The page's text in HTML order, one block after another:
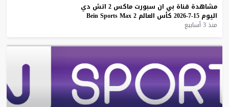
مشاهدة قناة بي ان سبورت ماكس 2 اتش دي
اليوم 15-7-2026 كأس العالم Bein Sports Max 2
منذ 3 أسابيع